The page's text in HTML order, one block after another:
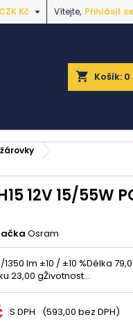
Vítejte, Přihlásit se
CZK Kč 
shopping_cart Košík: 0
12V 15/55W
Osram
lm ±10 / ±10 %Délka
23,00 gŽivotnost...
S DPH (593,00 bez DPH)